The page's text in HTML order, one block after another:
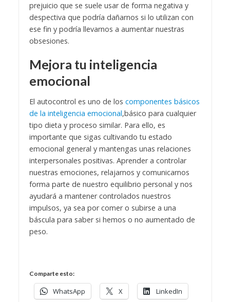
prejuicio que se suele usar de forma negativa y
despectiva que podría dañarnos si lo utilizan con
ese fin y podría llevarnos a aumentar nuestras
obsesiones.
Mejora tu inteligencia
emocional
El autocontrol es uno de los componentes básicos
de la inteligencia emocional,básico para cualquier
tipo dieta y proceso similar. Para ello, es
importante que sigas cultivando tu estado
emocional general y mantengas unas relaciones
interpersonales positivas. Aprender a controlar
nuestras emociones, relajarnos y comunicarnos
forma parte de nuestro equilibrio personal y nos
ayudará a mantener controlados nuestros
impulsos, ya sea por comer o subirse a una
báscula para saber si hemos o no aumentado de
peso.
Comparte esto:
WhatsApp X LinkedIn